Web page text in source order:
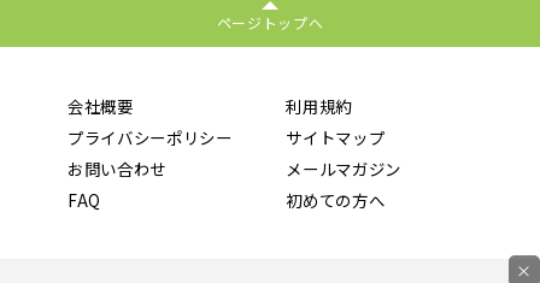
ページトップへ
会社概要
利用規約
プライバシーポリシー
サイトマップ
お問い合わせ
メールマガジン
FAQ
初めての方へ
×